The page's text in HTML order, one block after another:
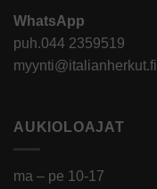
WhatsApp
puh.044 2359519
myynti@italianherkut.fi
AUKIOLOAJAT
ma – pe 10-17